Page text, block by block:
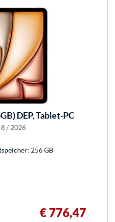
DEP, Tablet-PC
/ 2026
256 GB
€ 776,47